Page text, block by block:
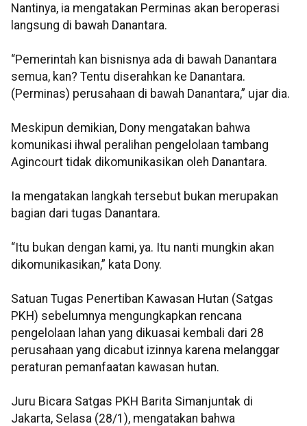
Nantinya, ia mengatakan Perminas akan beroperasi
langsung di bawah Danantara.
“Pemerintah kan bisnisnya ada di bawah Danantara
semua, kan? Tentu diserahkan ke Danantara.
(Perminas) perusahaan di bawah Danantara,” ujar dia.
Meskipun demikian, Dony mengatakan bahwa
komunikasi ihwal peralihan pengelolaan tambang
Agincourt tidak dikomunikasikan oleh Danantara.
Ia mengatakan langkah tersebut bukan merupakan
bagian dari tugas Danantara.
“Itu bukan dengan kami, ya. Itu nanti mungkin akan
dikomunikasikan,” kata Dony.
Satuan Tugas Penertiban Kawasan Hutan (Satgas
PKH) sebelumnya mengungkapkan rencana
pengelolaan lahan yang dikuasai kembali dari 28
perusahaan yang dicabut izinnya karena melanggar
peraturan pemanfaatan kawasan hutan.
Juru Bicara Satgas PKH Barita Simanjuntak di
Jakarta, Selasa (28/1), mengatakan bahwa